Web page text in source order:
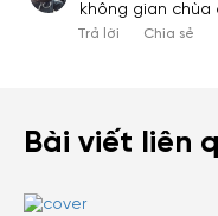
không gian
Trả lời Chia sẻ
Bài viết liên